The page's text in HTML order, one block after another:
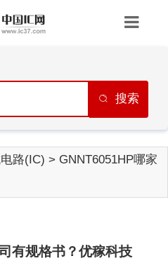
搜索
路(IC) > GNNT6051HP哪家
有规格书？优稼科技